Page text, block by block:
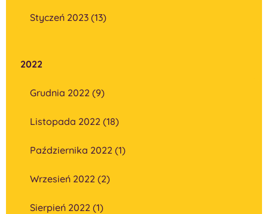
Styczeń 2023 (13)
2022
Grudnia 2022 (9)
Listopada 2022 (18)
Października 2022 (1)
Wrzesień 2022 (2)
Sierpień 2022 (1)